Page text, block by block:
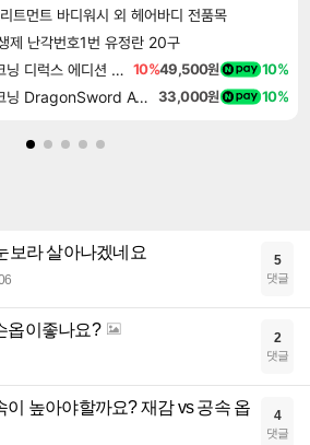
트먼트 바디워시 외 헤어바디 전품목
제 난각번호1번 유정란 20구
드래곤소드 어웨이크닝 디럭스 에디션 DragonSword Awakening Deluxe Edition 10%49,500원 10%
드래곤소드 어웨이크닝 DragonSword Awakening 33,000원 10%
보라 살아나겠네요 5
댓글
옵이좋나요? 2
댓글
이 높아야할까요? 재감 vs 공속 옵
4
댓글